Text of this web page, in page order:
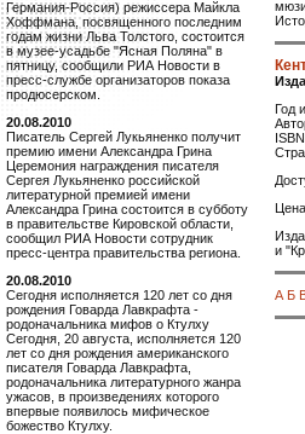
Германия-Россия) режиссера Майкла
Хоффмана, посвященного последним
годам жизни Льва Толстого, состоится
в музее-усадьбе "Ясная Поляна" в
пятницу, сообщили РИА Новости в
пресс-службе организаторов показа
продюсерском.
20.08.2010
Писатель Сергей Лукьяненко получит
премию имени Александра Грина
Церемония награждения писателя
Сергея Лукьяненко российской
литературной премией имени
Александра Грина состоится в субботу
в правительстве Кировской области,
сообщил РИА Новости сотрудник
пресс-центра правительства региона.
20.08.2010
Сегодня исполняется 120 лет со дня
рождения Говарда Лавкрафта -
родоначальника мифов о Ктулху
Сегодня, 20 августа, исполняется 120
лет со дня рождения американского
писателя Говарда Лавкрафта,
родоначальника литературного жанра
ужасов, в произведениях которого
впервые появилось мифическое
божество Ктулху.
Год
и
А Б